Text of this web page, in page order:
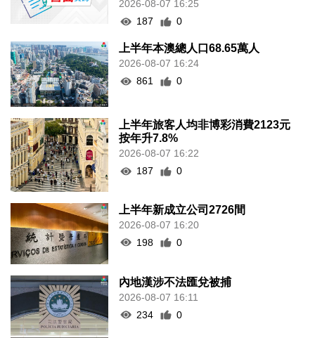
2026-08-07 16:25
187
0
上半年本澳總人口68.65萬人
2026-08-07 16:24
861
0
上半年旅客人均非博彩消費2123元
按年升7.8%
2026-08-07 16:22
187
0
上半年新成立公司2726間
2026-08-07 16:20
198
0
內地漢涉不法匯兌被捕
2026-08-07 16:11
234
0